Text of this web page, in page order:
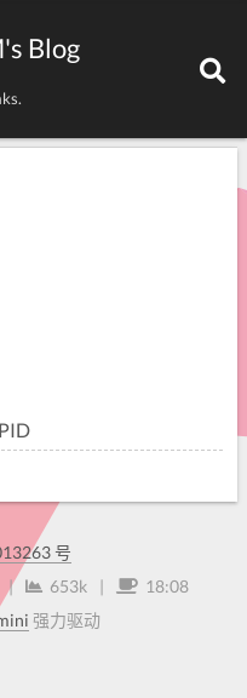
Blog
号
| 653k |
18:08
强力驱动